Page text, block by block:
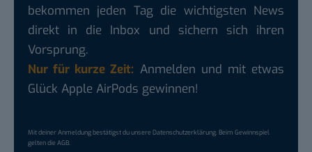
bekommen jeden Tag die wichtigsten News
direkt in die Inbox und sichern sich ihren
Vorsprung.
Nur für kurze Zeit: Anmelden und mit etwas
Glück Apple AirPods gewinnen!
Mit deiner Anmeldung bestätigst du unsereDatenschutzerklärung. Beim Gewinnspiel
gelten dieAGB.